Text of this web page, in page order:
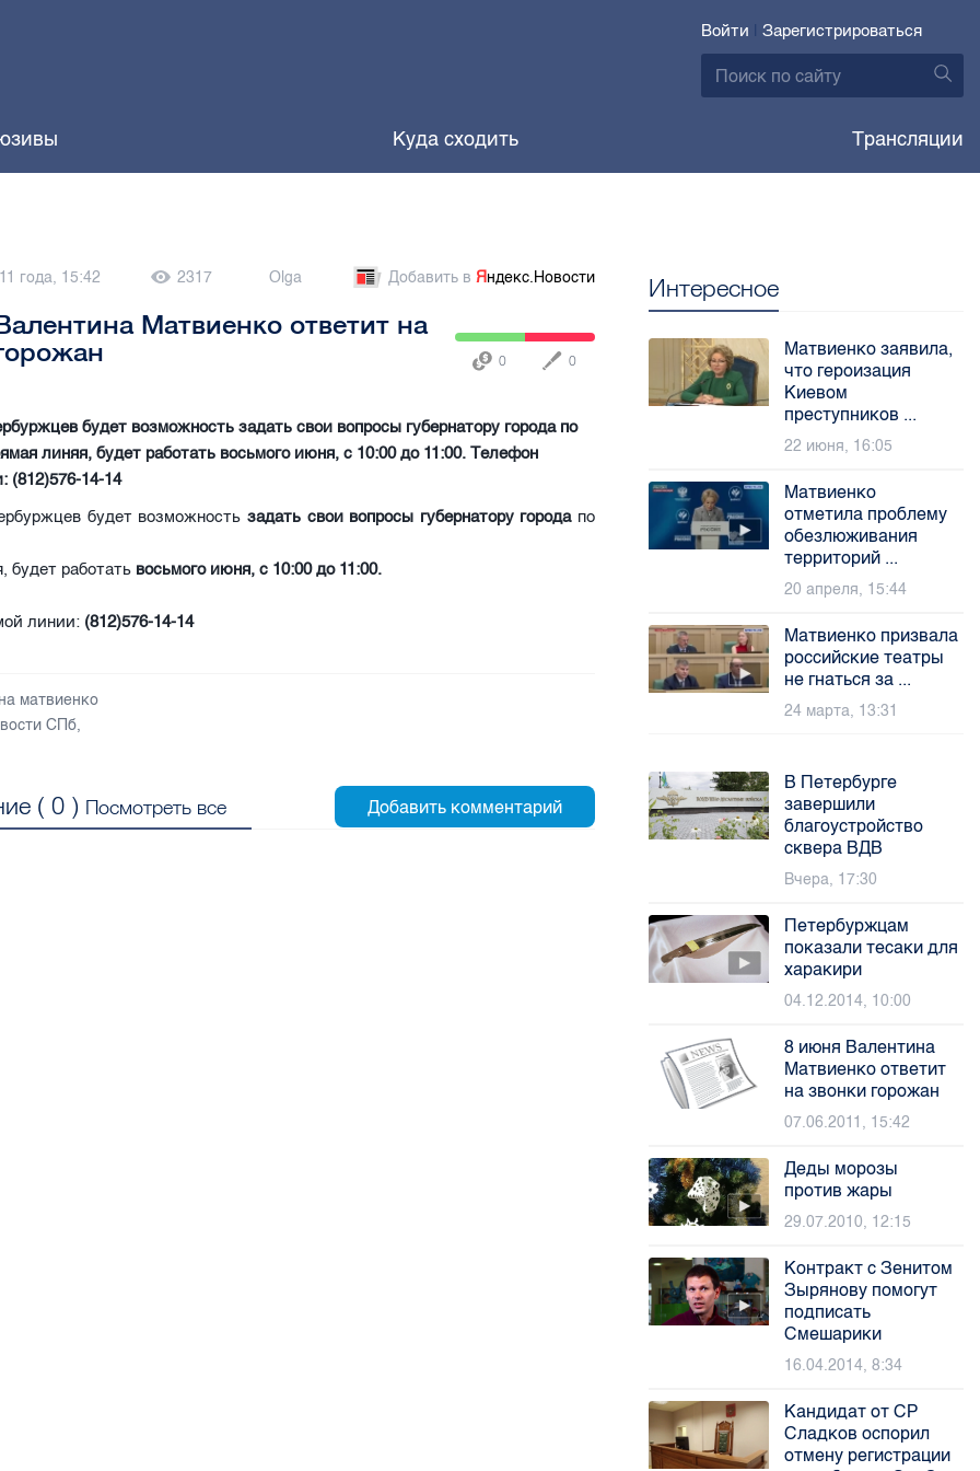
Войти | Зарегистрироваться
Куда сходить Трансляции
года, 15:42 2317 Olga Добавить в Яндекс.Новости
Матвиенко ответит на
0 0
будет возможность задать свои вопросы губернатору города по
линяя, будет работать восьмого июня, с 10:00 до 11:00. Телефон
(812)576-14-14
будет возможность задать свои вопросы губернатору городапо
будет работать восьмого июня, с 10:00 до 11:00.
линии: (812)576-14-14
матвиенко
СПб,
(0 ) Посмотреть все
Интересное
Матвиенко заявила,
что героизация
Киевом
преступников ...
22 июня, 16:05
Матвиенко
отметила проблему
обезлюживания
территорий ...
20 апреля, 15:44
Матвиенко призвала
российские театры
не гнаться за ...
24 марта, 13:31
В Петербурге
завершили
благоустройство
сквера ВДВ
Вчера, 17:30
Петербуржцам
показали тесаки для
харакири
04.12.2014, 10:00
8 июня Валентина
Матвиенко ответит
на звонки горожан
07.06.2011, 15:42
Деды морозы
против жары
29.07.2010, 12:15
Контракт с Зенитом
Зырянову помогут
подписать
Смешарики
16.04.2014, 8:34
Кандидат от СР
Сладков оспорил
отмену регистрации